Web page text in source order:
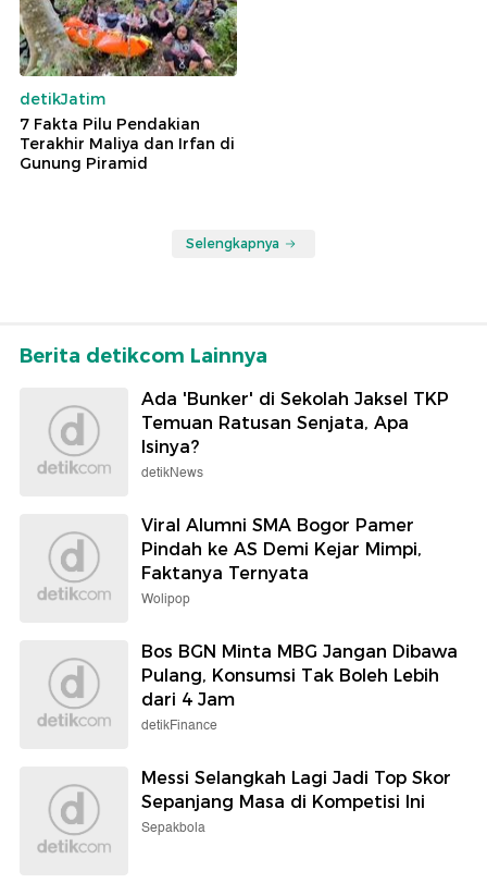
detikJatim
7 Fakta Pilu Pendakian
Terakhir Maliya dan Irfan di
Gunung Piramid
Selengkapnya
Berita detikcom Lainnya
Ada 'Bunker' di Sekolah Jaksel TKP
Temuan Ratusan Senjata, Apa
Isinya?
detikNews
Viral Alumni SMA Bogor Pamer
Pindah ke AS Demi Kejar Mimpi,
Faktanya Ternyata
Wolipop
Bos BGN Minta MBG Jangan Dibawa
Pulang, Konsumsi Tak Boleh Lebih
dari 4 Jam
detikFinance
Messi Selangkah Lagi Jadi Top Skor
Sepanjang Masa di Kompetisi Ini
Sepakbola